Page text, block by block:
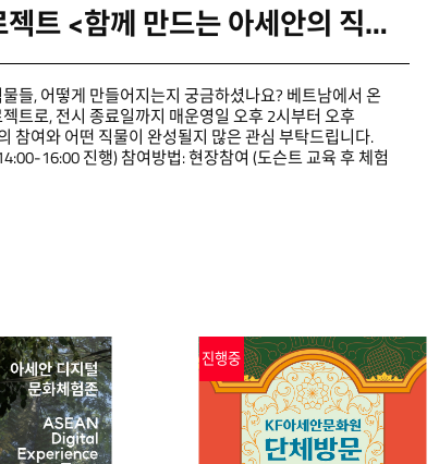
기획전시 연계 관람객 참여 직조 프로젝트 <함께 만드는 아세안의 직물> 안내
들, 어떻게 만들어지는지 궁금하셨나요? 베트남에서 온
트로, 전시 종료일까지 매운영일 오후 2시부터 오후
참여와 어떤 직물이 완성될지 많은 관심 부탁드립니다.
16:00 진행) 참여방법: 현장참여 (도슨트 교육 후 체험
진행중